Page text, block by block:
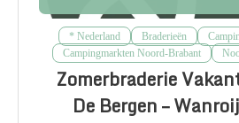
* Nederland Braderieën
Campingmarkten Noord-Brabant
Zomerbraderie
De Bergen –